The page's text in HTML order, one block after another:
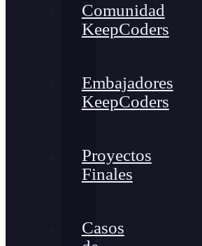
Comunidad
KeepCoders
Embajadores
KeepCoders
Proyectos
Finales
Casos